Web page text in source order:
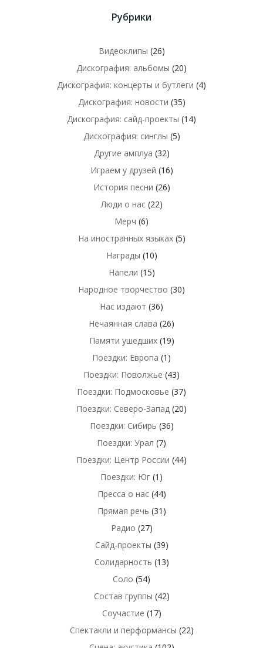
Рубрики
Видеоклипы (26)
Дискография: альбомы (20)
Дискография: концерты и бутлеги (4)
Дискография: новости (35)
Дискография: сайд-проекты (14)
Дискография: синглы (5)
Другие амплуа (32)
Играем у друзей (16)
История песни (26)
Люди о нас(22)
Мерч (6)
На иностранных языках(5)
Награды (10)
Напели (15)
Народное творчество (30)
Нас издают (36)
Нечаянная слава (26)
Памяти ушедших(19)
Поездки: Европа (1)
Поездки: Поволжье (43)
Поездки: Подмосковье (37)
Поездки: Северо-Запад (20)
Поездки: Сибирь (36)
Поездки: Урал (7)
Поездки: Центр России (44)
Поездки: Юг (1)
Пресса о нас(44)
Прямая речь (31)
Радио (27)
Сайд-проекты (39)
Солидарность (13)
Соло (54)
Состав группы (42)
Соучастие (17)
Спектакли и перформансы (22)